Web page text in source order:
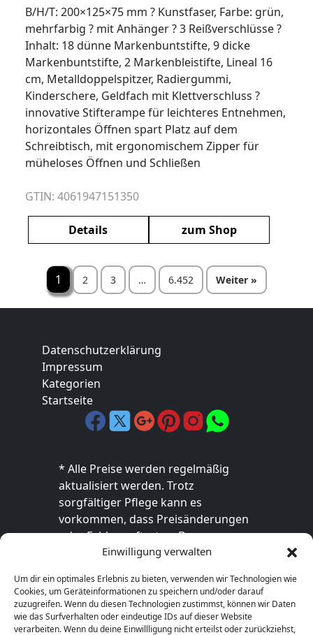
Einwilligung verwalten
Um dir ein optimales Erlebnis zu bieten, verwenden wir Technologien wie
Cookies, um Geräteinformationen zu speichern und/oder darauf
zuzugreifen. Wenn du diesen Technologien zustimmst, können wir Daten
wie das Surfverhalten oder eindeutige IDs auf dieser Website
verarbeiten. Wenn du deine Einwillligung nicht erteilst oder zurückziehst,
B/H/T: 200×125×75 mm ? Kunstfaser, Farbe: grün,
mehrfarbig ? mit Anhänger ? 3 Reißverschlüsse ?
Inhalt: 18 dünne Markenbuntstifte, 9 dicke
Markenbuntstifte, 2 Markenbleistifte, Lineal 16
cm, Metalldoppelspitzer, Radiergummi,
Kinderschere, Geldfach mit Klettverschluss ?
innovative Stifterampe für leichteres Entnehmen,
horizontales Öffnen spart Platz auf dem
Schreibtisch, mit ergonomischem Zipper für
müheloses Öffnen und Schließen
GTIN: 4061947151350
Details zum Shop
der
1 2 3 … 6.452 Weiter »
Datenschutzerklärung
Impressum
Kategorien
Startseite
* Alle Preise werden regelmäßig
aktualisiert werden. Trotz
sorgfältiger Pflege kann es
vorkommen, dass Preisänderungen
oder Fehler auftreten. Der
endgültige Preis sowie die
ausschließlich im jeweiligen Online-
Shop des Anbieters verbindlich. Bitte
überprüfe den Preis vor dem Kauf